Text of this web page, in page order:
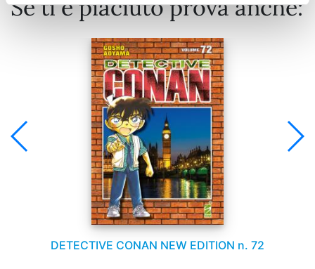
Se ti è piaciuto prova anche:
DETECTIVE CONAN NEW EDITION n. 72